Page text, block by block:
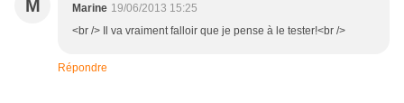
M Marine 19/06/2013 15:25
<br /> Il va vraiment falloir que je pense à le tester!<br />
Répondre